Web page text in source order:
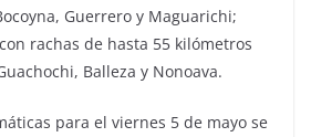
Guerrero y Maguarichi;
rachas de hasta 55 kilómetros
Balleza y Nonoava.
para el viernes 5 de mayo se